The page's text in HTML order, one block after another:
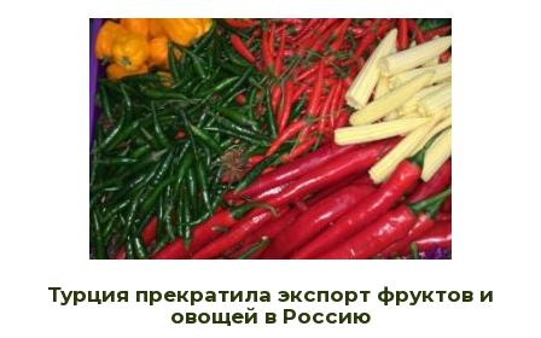
Турция прекратила экспорт фруктов и
овощей в Россию